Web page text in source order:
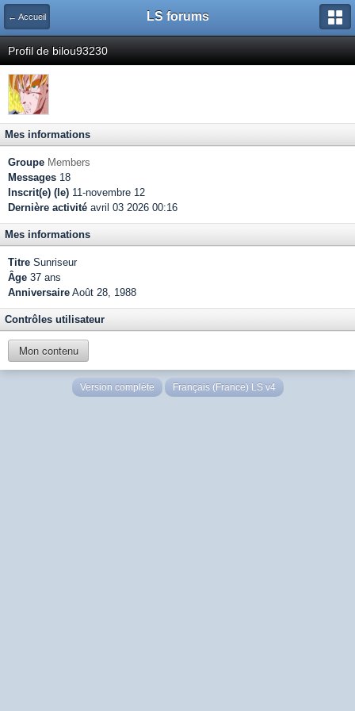
← Accueil LS forums
Profil de bilou93230
Mes informations
Groupe Members
Messages 18
Inscrit(e) (le) 11-novembre 12
Dernière activité avril 03 2026 00:16
Mes informations
Titre Sunriseur
Âge 37 ans
Anniversaire Août 28, 1988
Contrôles utilisateur
Mon contenu
Version complète Français (France) LS v4